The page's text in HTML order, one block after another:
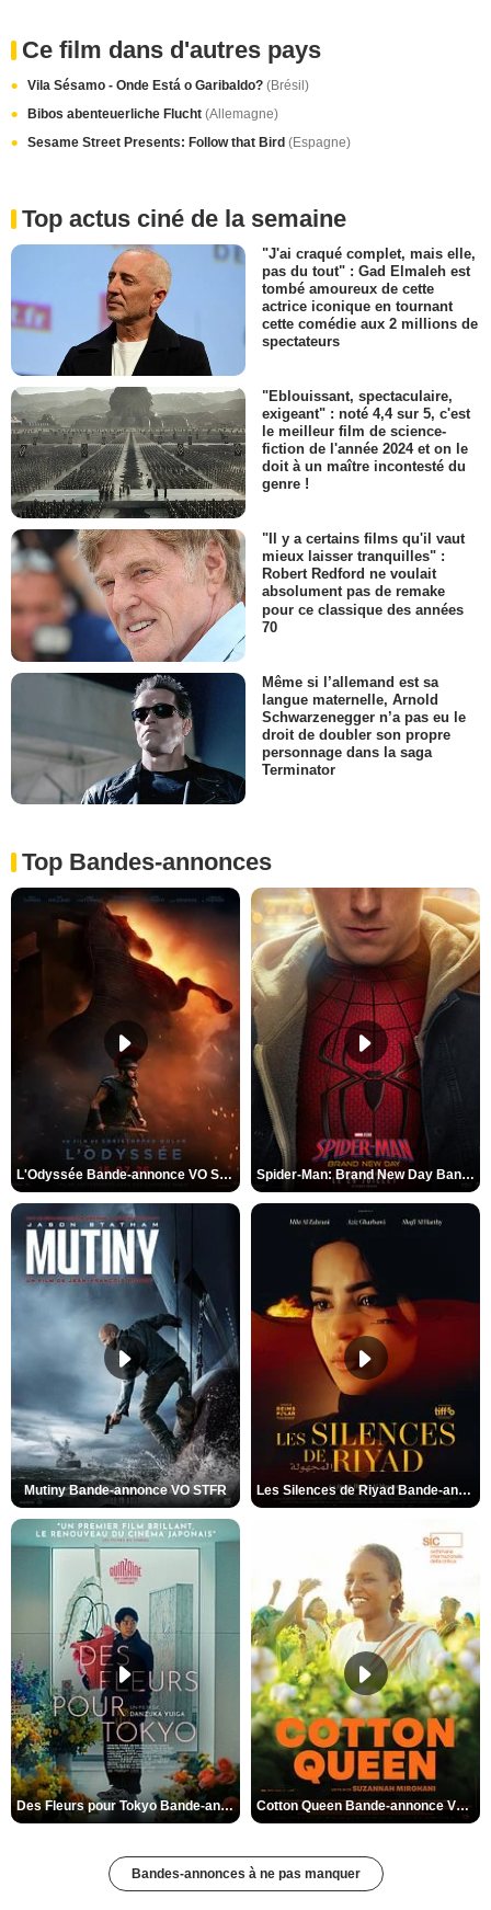
Ce film dans d'autres pays
Vila Sésamo - Onde Está o Garibaldo? (Brésil)
Bibos abenteuerliche Flucht (Allemagne)
Sesame Street Presents: Follow that Bird (Espagne)
Top actus ciné de la semaine
"J'ai craqué complet, mais elle,
pas du tout" : Gad Elmaleh est
tombé amoureux de cette
actrice iconique en tournant
cette comédie aux 2 millions de
spectateurs
"Eblouissant, spectaculaire,
exigeant" : noté 4,4 sur 5, c'est
le meilleur film de science-
fiction de l'année 2024 et on le
doit à un maître incontesté du
genre !
"Il y a certains films qu'il vaut
mieux laisser tranquilles" :
Robert Redford ne voulait
absolument pas de remake
pour ce classique des années
70
Même si l’allemand est sa
langue maternelle, Arnold
Schwarzenegger n’a pas eu le
droit de doubler son propre
personnage dans la saga
Terminator
Top Bandes-annonces
L'Odyssée Bande-annonce VO STFR Spider-Man: Brand New Day Bande-annonce VO STFR
Mutiny Bande-annonce VO STFR Les Silences de Riyad Bande-annonce VO STFR
Des Fleurs pour Tokyo Bande-annonce VO STFR Cotton Queen Bande-annonce VO STFR
Bandes-annonces à ne pas manquer